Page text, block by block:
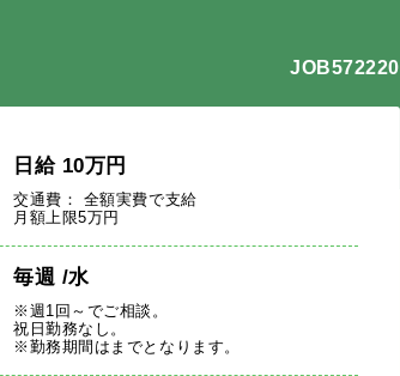
JOB572220
日給10万円
交通費： 全額実費で支給
月額上限5万円
毎週 /水
※週1回～でご相談。
祝日勤務なし。
※勤務期間はまでとなります。